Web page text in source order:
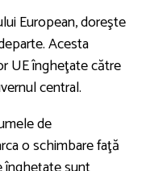
European, doreşte
Acesta
UE îngheţate către
central.
de
o schimbare faţă